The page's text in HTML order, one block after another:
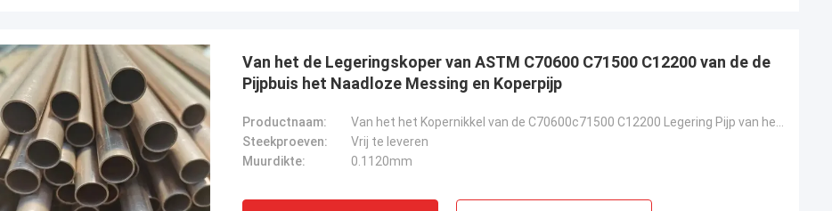
Van het de Legeringskoper van ASTM C70600 C71500 C12200 van de de
Pijpbuis het Naadloze Messing en Koperpijp
Productnaam:
Steekproeven:
Vrij te leveren
Muurdikte:
0.1120mm